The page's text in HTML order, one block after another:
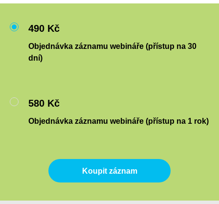
490 Kč
Objednávka záznamu webináře (přístup na 30
dní)
580 Kč
Objednávka záznamu webináře (přístup na 1 rok)
Koupit záznam